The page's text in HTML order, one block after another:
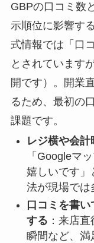
GBPの口コミ数
示順位に影響す
式情報では「口
とされています
開です）。開業
るため、最初の
課題です。
レジ横や会
「Googleマ
嬉しいです」
法が現場では
口コミを書
する ：来店
瞬間など、満